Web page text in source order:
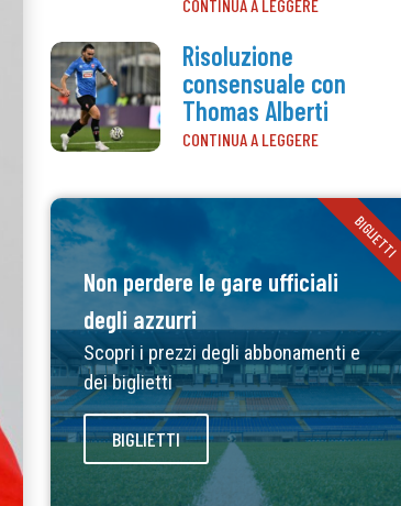
CONTINUA A LEGGERE
Risoluzione
consensuale con
Thomas Alberti
CONTINUA A LEGGERE
Non perdere le gare ufficiali
degli azzurri
Scopri i prezzi degli abbonamenti e
dei biglietti
BIGLIETTI
BIGLIETTI